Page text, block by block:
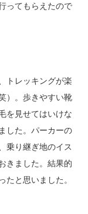
ってもらえたので
トレッキングが楽
）。歩きやすい靴
を見せてはいけな
した。パーカーの
乗り継ぎ地のイス
きました。結果的
たと思いました。